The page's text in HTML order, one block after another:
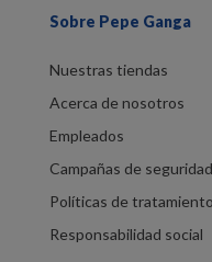
Sobre Pepe Ganga
Nuestras tiendas
Acerca de nosotros
Empleados
Campañas de seguridad
Políticas de
Responsabilidad social